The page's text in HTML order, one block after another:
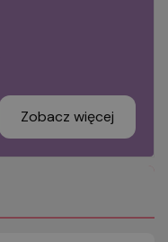
Zobacz więcej